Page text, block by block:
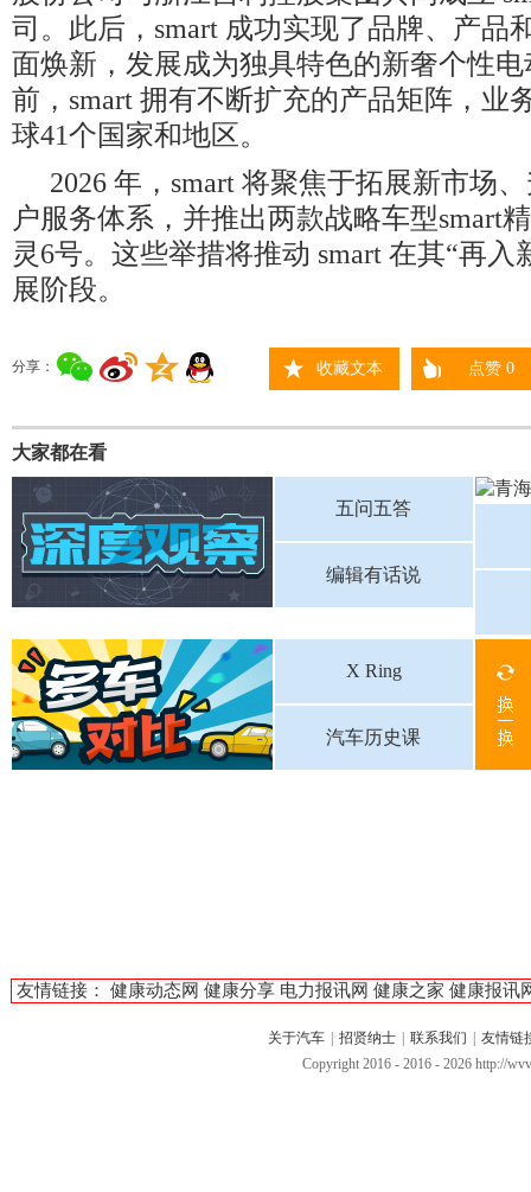
司。此后，smart 成功实现了品牌、产品
面焕新，发展成为独具特色的新奢个性
前，smart 拥有不断扩充的产品矩阵，业
球41个国家和地区。
2026 年，smart 将聚焦于拓展新市场
户服务体系，并推出两款战略车型smart
灵6号。这些举措将推动 smart 在其“再入
展阶段。
分享： 收藏文本 点赞0
大家都在看
五问五答
编辑有话说
X Ring
汽车历史课
友情链接： 健康动态网 健康分享 电力报讯网 健康之家 健康报讯
关于汽车 招贤纳士 联系我们
友情链
Copyright 2016 - 2016 -2026 http://